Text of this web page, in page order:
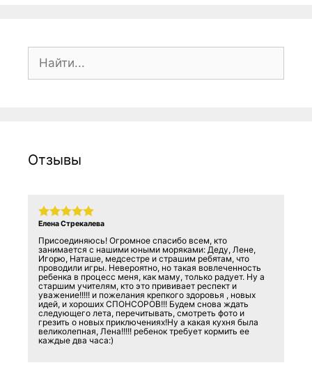
Отзывы
Елена Стрекалева
Присоединяюсь! Огромное спасибо всем, кто
занимается с нашими юными моряками: Деду, Лене,
Игорю, Наташе, медсестре и страшим ребятам, что
проводили игры. Невероятно, но такая вовлеченность
ребенка в процесс меня, как маму, только радует. Ну а
старшим учителям, кто это прививает респект и
уважение!!!!! и пожелания крепкого здоровья , новых
идей, и хороших СПОНСОРОВ!!! Будем снова ждать
следующего лета, перечитывать, смотреть фото и
грезить о новых приключениях!Ну а какая кухня была
великолепная, Лена!!!!! ребенок требует кормить ее
каждые два часа:)